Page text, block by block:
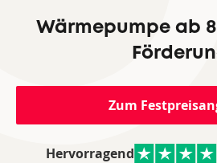
Wärmepumpe ab
Zum
Hervorragend